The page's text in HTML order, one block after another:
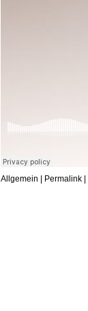
Allgemein | Permalink |